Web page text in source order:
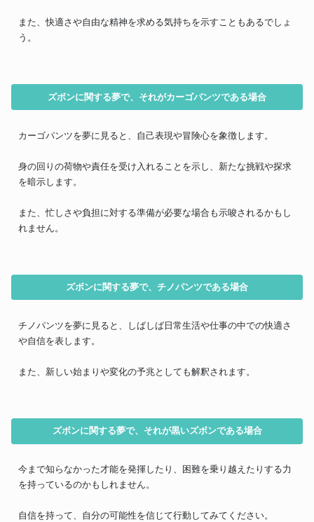
また、快適さや自由な精神を求める気持ちを示すこともあるでしょ
う。
ズボンに関する夢で、それがカーゴパンツである場合
カーゴパンツを夢に見ると、自己表現や冒険心を象徴します。
身の回りの荷物や責任を受け入れることを示し、新たな挑戦や探求
を暗示します。
また、忙しさや負担に対する準備が必要な場合も示唆されるかもし
れません。
ズボンに関する夢で、チノパンツである場合
チノパンツを夢に見ると、しばしば日常生活や仕事の中での快適さ
や自信を表します。
また、新しい始まりや変化の予兆としても解釈されます。
ズボンに関する夢で、それが黒いズボンである場合
今まで知らなかった才能を発揮したり、困難を乗り越えたりする力
を持っているのかもしれません。
自信を持って、自分の可能性を信じて行動してみてください。